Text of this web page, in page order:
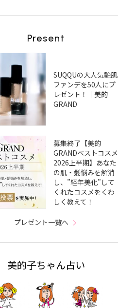
Present
SUQQUの大人気艶肌
ファンデを50人にプ
レゼント！｜美的
GRAND
募集終了【美的
GRANDベストコスメ
2026上半期】あなた
の肌・髪悩みを解消
し、”経年美化”して
くれたコスメをくわ
しく教えて！
プレゼント一覧へ
美的子ちゃん占い